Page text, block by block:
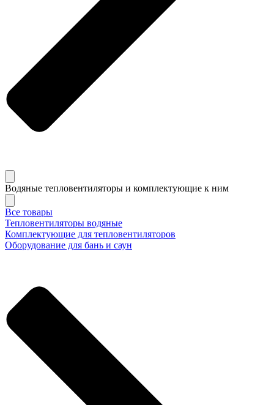
Водяные тепловентиляторы и комплектующие к ним
Все товары
Тепловентиляторы водяные
Комплектующие для тепловентиляторов
Оборудование для бань и саун